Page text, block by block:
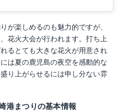
が楽しめるのも魅力的ですが、
花火大会が行われます。打ち上
るとても大きな花火が用意され
は夏の鹿児島の夜空を感動的な
り上がらせるには申し分ない雰
港まつりの基本情報